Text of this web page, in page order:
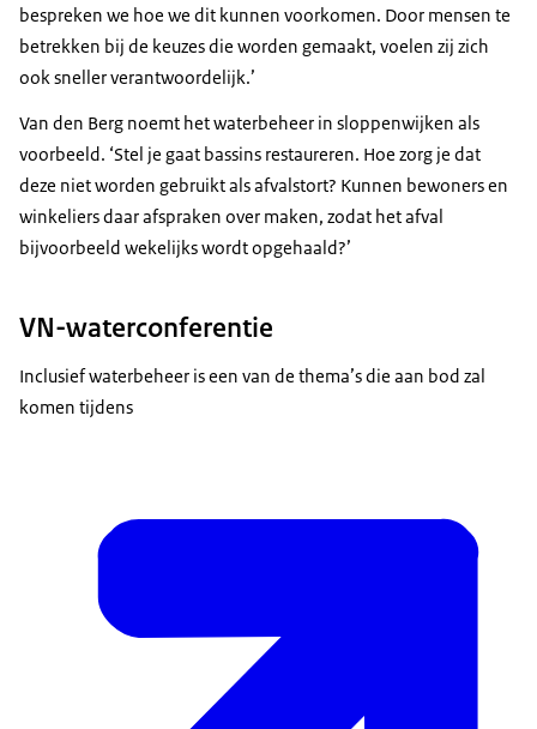
bespreken we hoe we dit kunnen voorkomen. Door mensen te
betrekken bij de keuzes die worden gemaakt, voelen zij zich
ook sneller verantwoordelijk.’
Van den Berg noemt het waterbeheer in sloppenwijken als
voorbeeld. ‘Stel je gaat bassins restaureren. Hoe zorg je dat
deze niet worden gebruikt als afvalstort? Kunnen bewoners en
winkeliers daar afspraken over maken, zodat het afval
bijvoorbeeld wekelijks wordt opgehaald?’
VN-waterconferentie
Inclusief waterbeheer is een van de thema’s die aan bod zal
komen tijdens